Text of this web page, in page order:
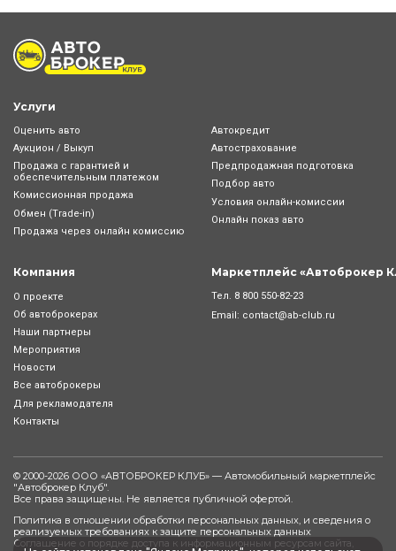
Услуги
Оценить авто
Аукцион / Выкуп
Продажа с гарантией и
обеспечительным платежом
Комиссионная продажа
Обмен (Trade-in)
Продажа через онлайн комиссию
Автокредит
Автострахование
Предпродажная подготовка
Подбор авто
Условия онлайн-комиcсии
Онлайн показ авто
Компания
О проекте
Об автоброкерах
Наши партнеры
Мероприятия
Новости
Все автоброкеры
Для рекламодателя
Контакты
Маркетплейс «Автоброкер
Тел. 8 800 550-82-23
Email: contact@ab-club.ru
© 2000-2026 ООО «АВТОБРОКЕР КЛУБ» — Автомобильный маркетплейс
"Автоброкер Клуб".
Все права защищены. Не является публичной офертой.
Политика в отношении обработки персональных данных, и сведения о
реализуемых требованиях к защите персональных данных
Соглашение о порядке доступа к информационным ресурсам сайта,